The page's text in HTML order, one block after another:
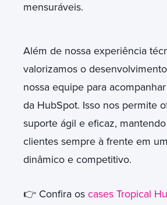
mensuráveis.
Além de nossa experiência
valorizamos o
nossa equipe para
da HubSpot. Isso nos permite
suporte ágil e eficaz,
clientes sempre à frente em
dinâmico e competitivo.
👉 Confira os cases Tropical